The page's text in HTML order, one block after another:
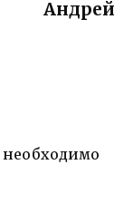
Андрей